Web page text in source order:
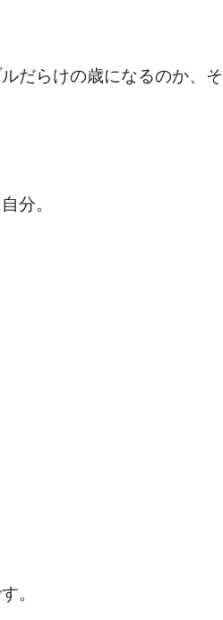
だらけの歳になるのか、そ
分。
。